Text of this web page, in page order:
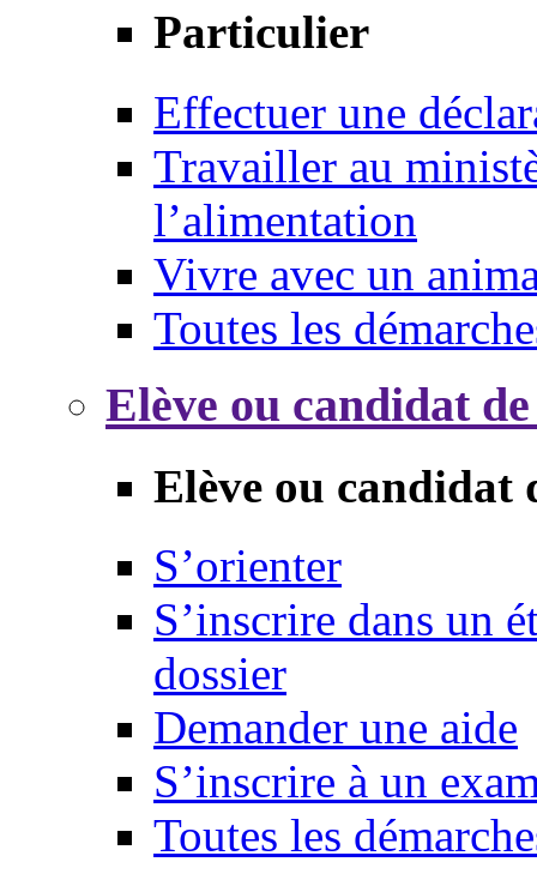
Particulier
Effectuer une
Travailler au
l’alimentation
Vivre avec un
Toutes les
Elève ou candidat
Elève ou candidat
S’orienter
S’inscrire dans un
dossier
Demander une aide
S’inscrire à un
Toutes les